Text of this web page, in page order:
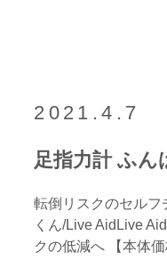
2021.4.7
足指力計 ふん
転倒リスクのセルフ
くん/Live AidLive
クの低減へ 【本体